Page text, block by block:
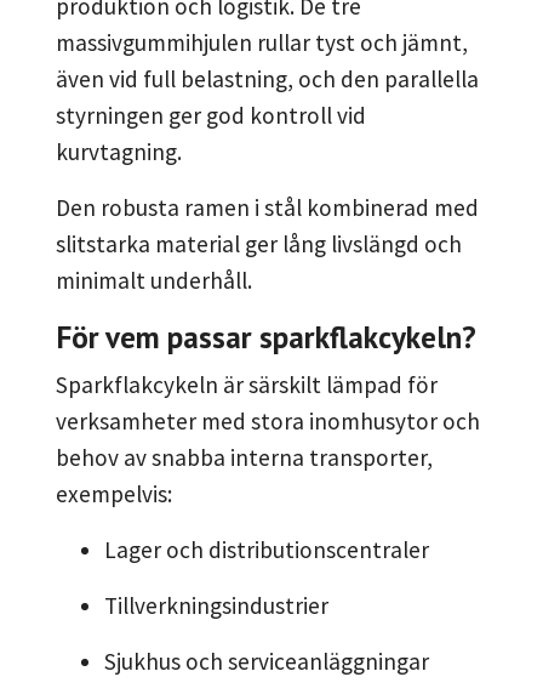
produktion och logistik. De tre
massivgummihjulen rullar tyst och jämnt,
även vid full belastning, och den parallella
styrningen ger god kontroll vid
kurvtagning.
Den robusta ramen i stål kombinerad med
slitstarka material ger lång livslängd och
minimalt underhåll.
För vem passar sparkflakcykeln?
Sparkflakcykeln är särskilt lämpad för
verksamheter med stora inomhusytor och
behov av snabba interna transporter,
exempelvis:
Lager och distributionscentraler
Tillverkningsindustrier
Sjukhus och serviceanläggningar